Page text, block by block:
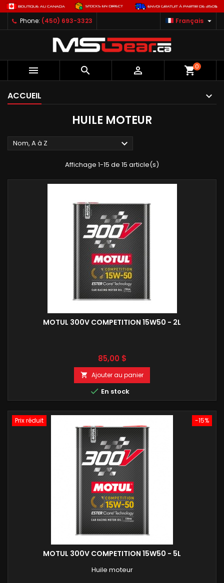
Phone: (450) 693-3323 Français 
   shopping_cart0
ACCUEIL
HUILE MOTEUR
Nom, A à Z 
Affichage 1-15 de 15 article(s)
MOTUL 300V COMPETITION 15W50 - 2L
Prix
85,00 $
 Ajouter au panier
 En stock
-15%
Prix réduit
MOTUL 300V COMPETITION 15W50 - 5L
Huile moteur